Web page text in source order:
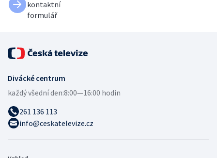
kontaktní
formulář
Divácké centrum
každý všední den:8:00—16:00 hodin
261 136 113
info@ceskatelevize.cz